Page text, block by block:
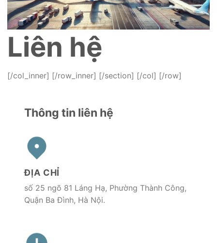
Liên hệ
[/col_inner] [/row_inner] [/section] [/col] [/row]
Thông tin liên hệ
ĐỊA CHỈ
số 25 ngõ 81 Láng Hạ, Phường Thành Công,
Quận Ba Đình, Hà Nội.